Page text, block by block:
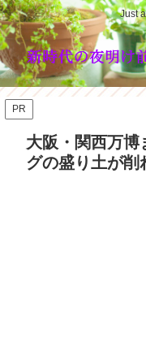
Just
PR
大阪・関西万博
グの盛り土が削